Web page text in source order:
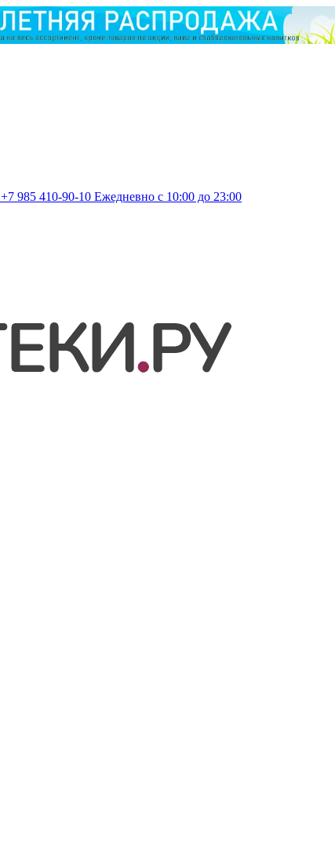
+7 985 410-90-10 Ежедневно с 10:00 до 23:00